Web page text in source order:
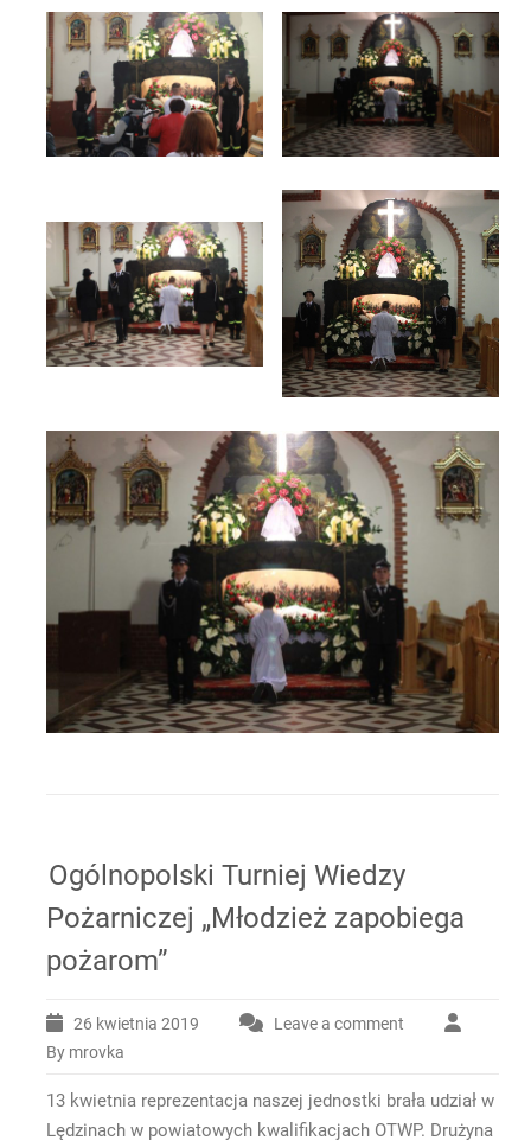
Ogólnopolski Turniej Wiedzy
Pożarniczej „Młodzież zapobiega
pożarom”
26 kwietnia 2019
Leave a comment
By mrovka
13 kwietnia reprezentacja naszej jednostki brała udział w
Lędzinach w powiatowych kwalifikacjach OTWP. Drużyna